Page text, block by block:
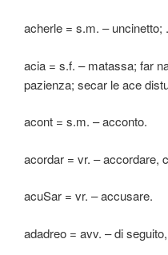
acherle = s.m. – uncinetto;
acia = s.f. – matassa; far
pazienza; secar le ace
acont = s.m. – acconto.
acordar = vr. – accordare,
acuSar = vr. – accusare.
adadreo = avv. – di